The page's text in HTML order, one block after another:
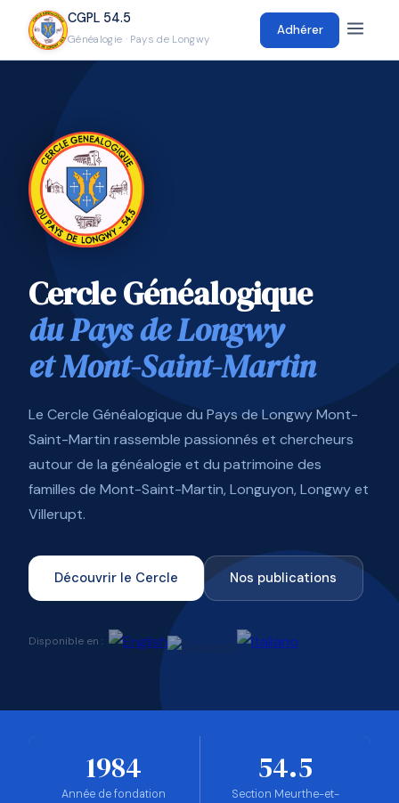
CGPL 54.5
Généalogie · Pays de Longwy
Adhérer
Cercle Généalogique
du Pays de Longwy
et Mont-Saint-Martin
Le Cercle Généalogique du Pays de Longwy Mont-
Saint-Martin rassemble passionnés et chercheurs
autour de la généalogie et du patrimoine des
familles de Mont-Saint-Martin, Longuyon, Longwy et
Villerupt.
Découvrir le Cercle Nos publications
Disponible en :
1984
Année de fondation
54.5
Section Meurthe-et-